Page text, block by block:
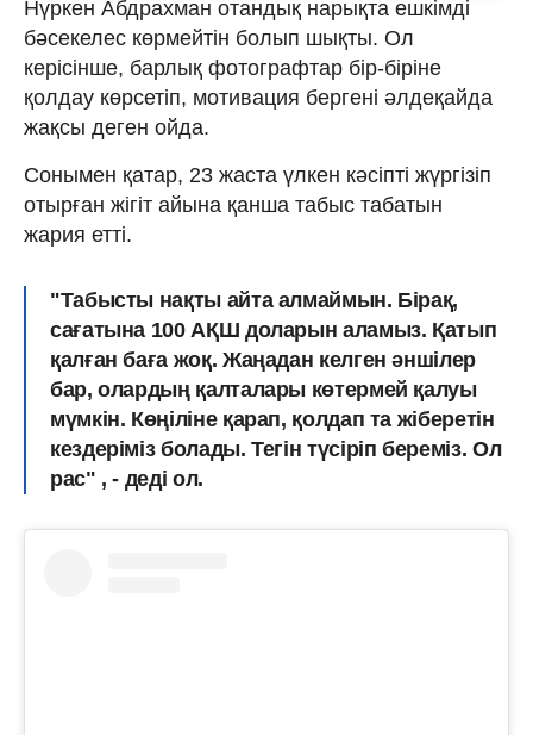
Нүркен Абдрахман отандық нарықта ешкімді
бәсекелес көрмейтін болып шықты. Ол
керісінше, барлық фотографтар бір-біріне
қолдау көрсетіп, мотивация бергені әлдеқайда
жақсы деген ойда.
Сонымен қатар, 23 жаста үлкен кәсіпті жүргізіп
отырған жігіт айына қанша табыс табатын
жария етті.
"Табысты нақты айта алмаймын. Бірақ,
сағатына 100 АҚШ доларын аламыз. Қатып
қалған баға жоқ. Жаңадан келген әншілер
бар, олардың қалталары көтермей қалуы
мүмкін. Көңіліне қарап, қолдап та жіберетін
кездеріміз болады. Тегін түсіріп береміз. Ол
рас" , - деді ол.